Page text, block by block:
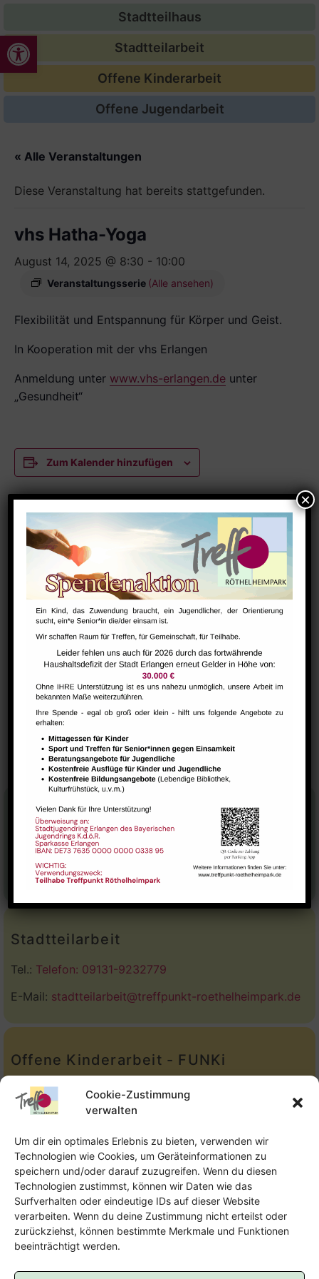
Werkzeugleiste öffnen
Cookie-Zustimmung
verwalten
Um dir ein optimales Erlebnis zu bieten, verwenden wir
Technologien wie Cookies, um Geräteinformationen zu
speichern und/oder darauf zuzugreifen. Wenn du diesen
Technologien zustimmst, können wir Daten wie das
Surfverhalten oder eindeutige IDs auf dieser Website
verarbeiten. Wenn du deine Zustimmung nicht erteilst oder
zurückziehst, können bestimmte Merkmale und Funktionen
beeinträchtigt werden.
Stadtteilhaus
Stadtteilarbeit
Offene Kinderarbeit
Offene Jugendarbeit
« Alle Veranstaltungen
Diese Veranstaltung hat bereits stattgefunden.
vhs Hatha-Yoga
August 14, 2025 @ 8:30 - 10:00
Veranstaltungsserie (Alle ansehen)
Flexibilität und Entspannung für Körper und Geist.
In Kooperation mit der vhs Erlangen
Anmeldung unter www.vhs-erlangen.de unter
„Gesundheit“
Zum Kalender hinzufügen
DETAILS
Datum:
August 14, 2025
8:30 - 10:00
vhs Hatha-Yoga
VERANSTALTUNGSORT
AliBaba Spieleclub
Stadtteilhaus
Tel.:09131-9232777
E-Mail:leitung@treffpunkt-roethelheimpark.de
Stadtteilarbeit
Tel.: Telefon: 09131-9232779
E-Mail: stadtteilarbeit@treffpunkt-roethelheimpark.de
Offene Kinderarbeit - FUNKi
Tel.:Telefon: 09131-610749
E-Mail:oka@treffpunkt-roethelheimpark.de
Offene Jugendarbeit - Easthouse
Tel:
09131–302259
E-Mail:oja@treffpunkt-roethelheimpark.de